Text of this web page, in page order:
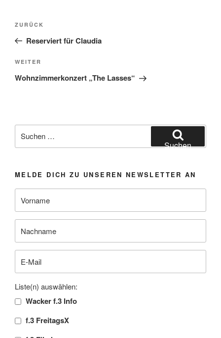
Beitragsnavigation
Vorheriger
Beitrag
ZURÜCK
Reserviert für Claudia
Nächster
Beitrag
WEITER
Wohnzimmerkonzert „The Lasses“
nach:
Suchen
MELDE DICH ZU UNSEREN NEWSLETTER AN
Liste(n) auswählen:
Wacker f.3 Info
f.3 FreitagsX